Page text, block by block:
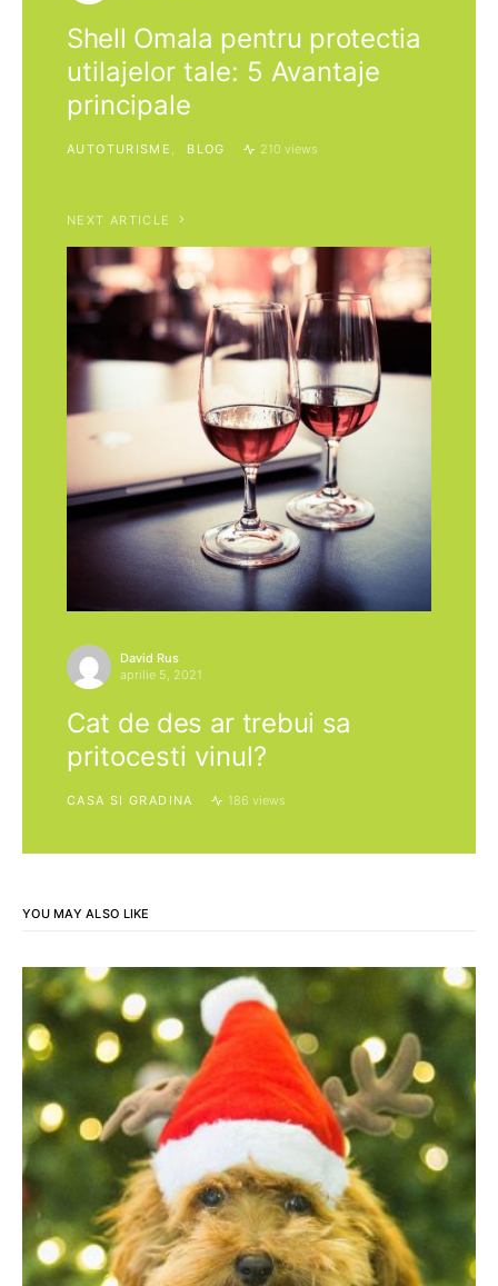
Shell Omala pentru protectia
utilajelor tale: 5 Avantaje
principale
AUTOTURISME BLOG 210 views
NEXT ARTICLE
David Rus
aprilie 5, 2021
Cat de des ar trebui sa
pritocesti vinul?
CASA SI GRADINA 186 views
YOU MAY ALSO LIKE